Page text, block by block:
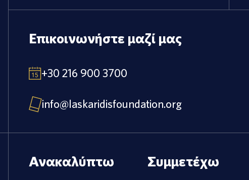
Επικοινωνήστε μαζί μας
+30 216 900 3700
info@laskaridisfoundation.org
Ανακαλύπτω Συμμετέχω